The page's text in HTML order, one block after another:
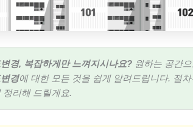
경, 복잡하게만 느껴지시나요? 원하는 공간
경에 대한 모든 것을 쉽게 알려드립니다. 절
리해 드릴게요.